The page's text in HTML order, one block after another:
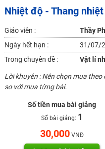
cô giáo giỏi, nổi tiếng
Ba bước luyện thi TN THPT - ĐH ít nhất
- 499K toàn bộ khoá học tại
Chỉ Từ 11-13/09/2024
399K (13/11-15/11)
Toán - Lý - Hóa - Văn - Anh năm 2018
7 - xây nền vững chắc cho tương lai!
Toán, Văn, Hóa, Anh, Lý với giáo viên
Nhiệt độ - Thang
Giáo viên :
Thầy
Ngày hết hạn :
31/07/
Trong chuyên đề :
Vật lí
Lời khuyên : Nên chọn mua
so với mua từng bài.
Số tiền mua bài giảng
Số bài giảng: 1
30,000VNĐ